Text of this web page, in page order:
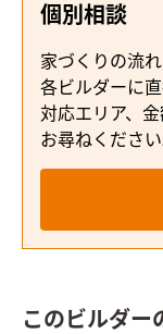
個別相談
家づくりの流
各ビルダーに
対応エリア、
お尋ねください
このビルダー